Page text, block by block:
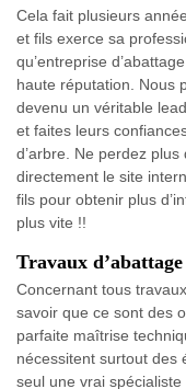
Cela fait plusieurs
et fils exerce sa
qu’entreprise
haute réputation. Nous
devenu un véritable
et faites leurs
d’arbre. Ne perdez
directement le site
fils pour obtenir plus
plus vite !!
Travaux
Concernant tous
savoir que ce sont des
parfaite maîtrise
nécessitent surtout des
seul une vrai